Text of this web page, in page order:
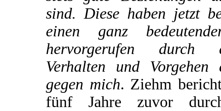
sind. Diese haben jetzt
einen ganz
hervorgerufen durch
Verhalten und Vorgehen
gegen mich. Ziehm
fünf Jahre zuvor